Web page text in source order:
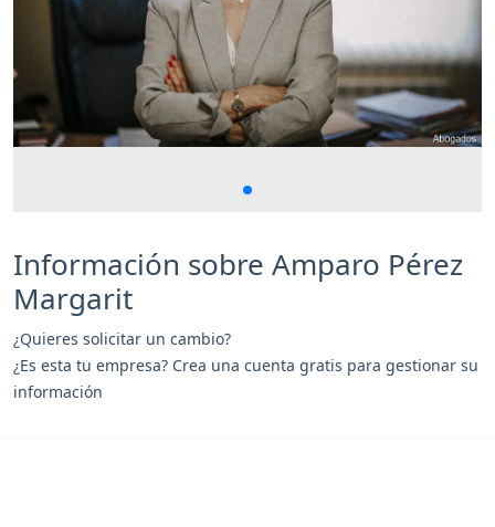
Información sobre Amparo Pérez
Margarit
¿Quieres solicitar un cambio?
¿Es esta tu empresa? Crea una cuenta gratis para gestionar su
información